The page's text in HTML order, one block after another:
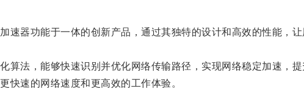
器功能于一体的创新产品，通过其独特的设计和高效的性能，
法，能够快速识别并优化网络传输路径，实现网络稳定加速，提
速的网络速度和更高效的工作体验。